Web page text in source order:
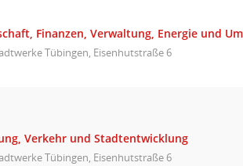
Finanzen, Verwaltung, Energie und
Tübingen, Eisenhutstraße 6
Verkehr und Stadtentwicklung
Tübingen, Eisenhutstraße 6